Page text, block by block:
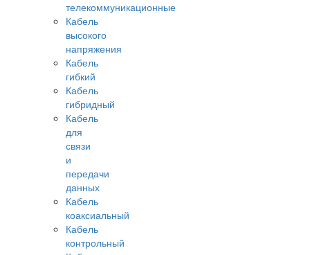
телекоммуникационные
Кабель
высокого
напряжения
Кабель
гибкий
Кабель
гибридный
Кабель
для
связи
и
передачи
данных
Кабель
коаксиальный
Кабель
контрольный